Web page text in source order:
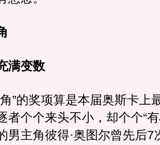
变数
的奖项算是本届奥斯卡上
者个个来头不小，却个个“
男主角彼得·奥图尔曾先后